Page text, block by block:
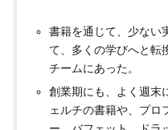
書籍を通じて、少ない
て、多くの学びへと転
チームにあった。
創業期にも、よく週末
ェルチの書籍や、プロ